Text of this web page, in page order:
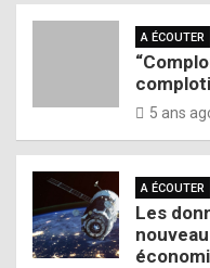
A ÉCOUTER
5 ans
A ÉCOUTER
Les